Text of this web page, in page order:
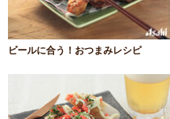
ビールに合う！おつまみレシピ